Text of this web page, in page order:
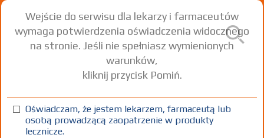
® - (IR)
Acenocoumarol
tabl. 4 mg 20 szt. Doustnie
Wejście do serwisu dla lekarzy i farmaceutów
wymaga potwierdzenia oświadczenia widocznego
na stronie. Jeśli nie spełniasz wymienionych
warunków,
kliknij przycisk Pomiń.
Oświadczam, że jestem lekarzem, farmaceutą lub
osobą prowadzącą zaopatrzenie w produkty
lecznicze.